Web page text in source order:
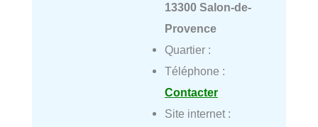
13300 Salon-de-
Provence
Quartier :
Téléphone :
Contacter
Site internet :